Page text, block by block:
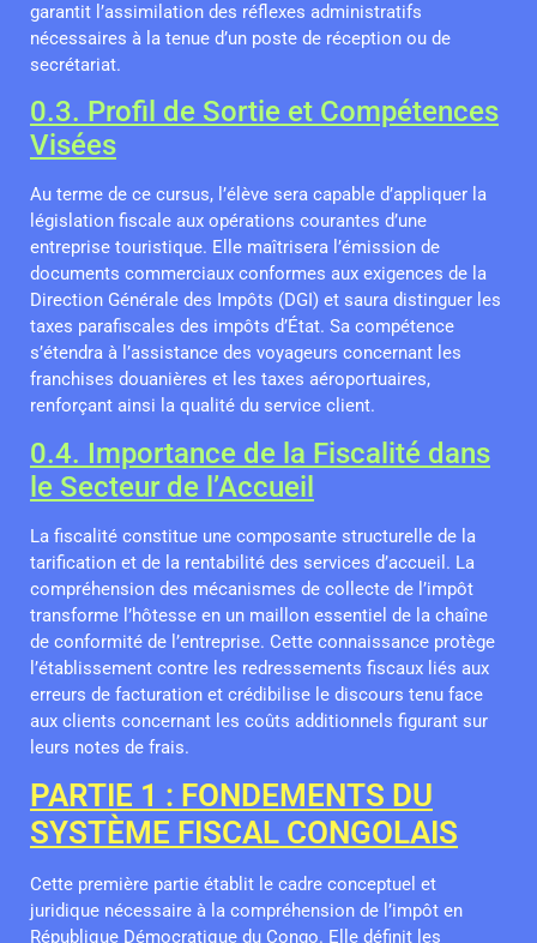
garantit l’assimilation des réflexes administratifs
nécessaires à la tenue d’un poste de réception ou de
secrétariat.
0.3. Profil de Sortie et Compétences
Visées
Au terme de ce cursus, l’élève sera capable d’appliquer la
législation fiscale aux opérations courantes d’une
entreprise touristique. Elle maîtrisera l’émission de
documents commerciaux conformes aux exigences de la
Direction Générale des Impôts (DGI) et saura distinguer les
taxes parafiscales des impôts d’État. Sa compétence
s’étendra à l’assistance des voyageurs concernant les
franchises douanières et les taxes aéroportuaires,
renforçant ainsi la qualité du service client.
0.4. Importance de la Fiscalité dans
le Secteur de l’Accueil
La fiscalité constitue une composante structurelle de la
tarification et de la rentabilité des services d’accueil. La
compréhension des mécanismes de collecte de l’impôt
transforme l’hôtesse en un maillon essentiel de la chaîne
de conformité de l’entreprise. Cette connaissance protège
l’établissement contre les redressements fiscaux liés aux
erreurs de facturation et crédibilise le discours tenu face
aux clients concernant les coûts additionnels figurant sur
leurs notes de frais.
PARTIE 1 : FONDEMENTS DU
SYSTÈME FISCAL CONGOLAIS
Cette première partie établit le cadre conceptuel et
juridique nécessaire à la compréhension de l’impôt en
République Démocratique du Congo. Elle définit les